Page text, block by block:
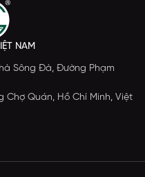
NAM
Sông Đà, Đường Phạm
Chợ Quán, Hồ Chí Minh, Việt